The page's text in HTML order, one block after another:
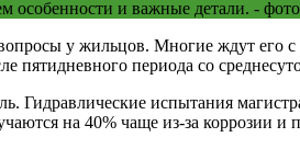
у жильцов. Многие ждут его
пятидневного периода со
Гидравлические испытания
на 40% чаще из-за коррозии и